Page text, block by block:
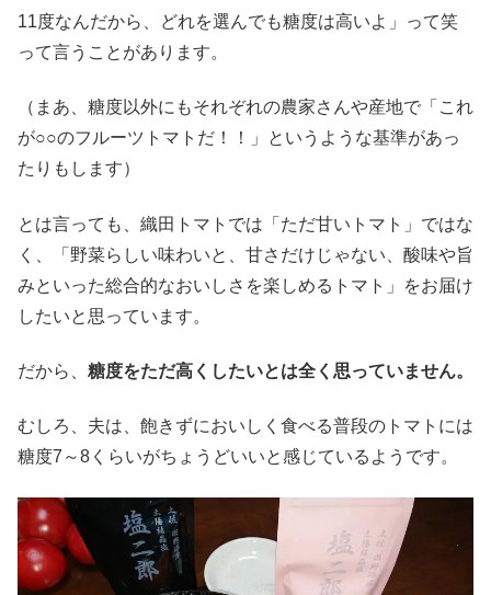
11度なんだから、どれを選んでも糖度は高いよ」って笑
って言うことがあります。
（まあ、糖度以外にもそれぞれの農家さんや産地で「これ
が○○のフルーツトマトだ！！」というような基準があっ
たりもします）
とは言っても、織田トマトでは「ただ甘いトマト」ではな
く、「野菜らしい味わいと、甘さだけじゃない、酸味や旨
みといった総合的なおいしさを楽しめるトマト」をお届け
したいと思っています。
だから、 糖度をただ高くしたいとは全く思っていません。
むしろ、夫は、飽きずにおいしく食べる普段のトマトには
糖度7～8くらいがちょうどいいと感じているようです。